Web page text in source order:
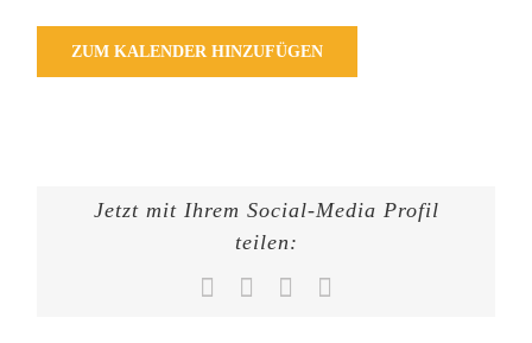
ZUM KALENDER HINZUFÜGEN
Jetzt mit Ihrem Social-Media Profil
teilen:
Facebook WhatsApp